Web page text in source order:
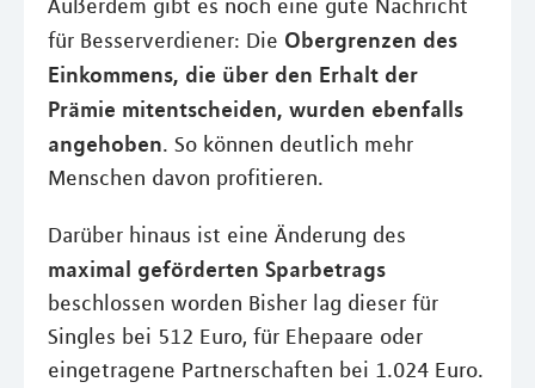
Außerdem gibt es noch eine gute Nachricht
für Besserverdiener: Die Obergrenzen des
Einkommens, die über den Erhalt der
Prämie mitentscheiden, wurden ebenfalls
angehoben. So können deutlich mehr
Menschen davon profitieren.
Darüber hinaus ist eine Änderung des
maximal geförderten Sparbetrags
beschlossen worden Bisher lag dieser für
Singles bei 512 Euro, für Ehepaare oder
eingetragene Partnerschaften bei 1.024 Euro.